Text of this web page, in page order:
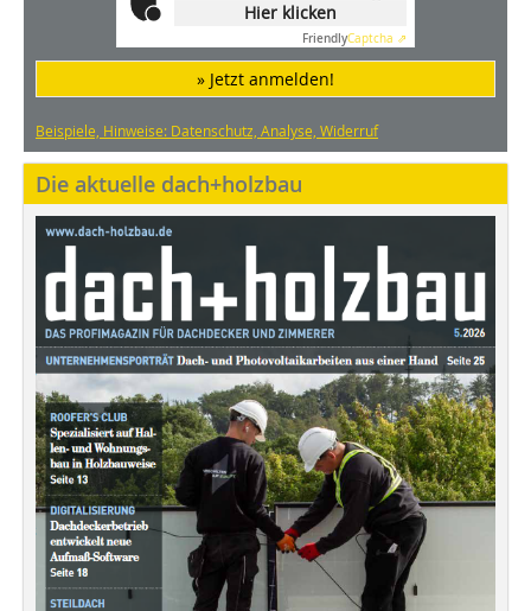
Hier klicken
FriendlyCaptcha ⇗
» Jetzt anmelden!
Beispiele, Hinweise: Datenschutz, Analyse, Widerruf
Die aktuelle dach+holzbau